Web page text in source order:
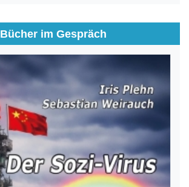
Bücher im Gespräch